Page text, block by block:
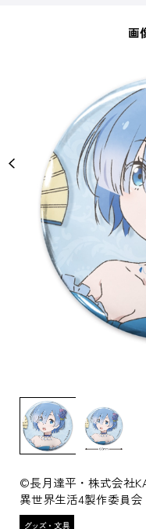
画
©長月達平・株式会社
異世界生活4製作委員会